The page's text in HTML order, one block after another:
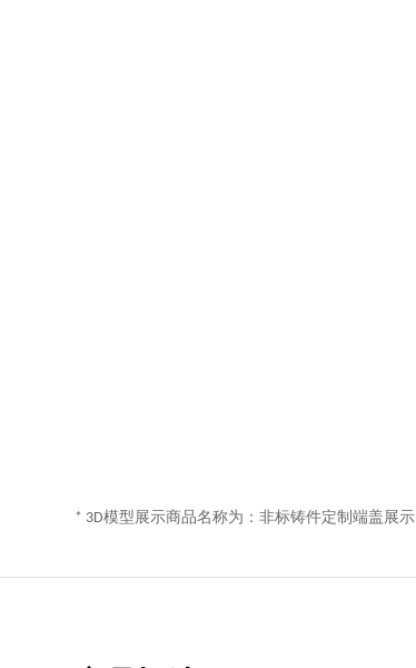
* 3D模型展示商品名称为：非标铸件定制端盖展示